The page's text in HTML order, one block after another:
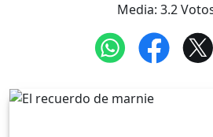
Media: 3.2